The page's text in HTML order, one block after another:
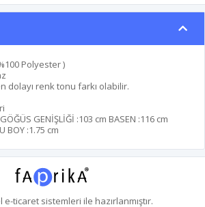
Polyester )
dolayı renk tonu farkı olabilir.
GÖĞÜS GENİŞLİĞİ :103 cm BASEN :116 cm
BOY :1.75 cm
e-ticaretsistemleri ile hazırlanmıştır.